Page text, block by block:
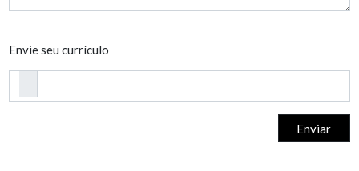
Envie seu currículo
Enviar